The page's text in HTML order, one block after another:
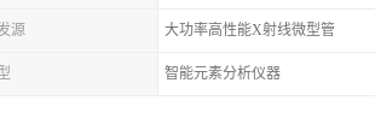
源 大功率高性能X射线微型管
智能元素分析仪器